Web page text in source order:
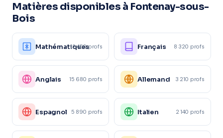
Matières disponibles à Fontenay-sous-
Bois
Mathématiques
12 450 profs Français 8 320 profs
Anglais 15 680 profs Allemand 3 210 profs
Espagnol 5 890 profs Italien 2 140 profs